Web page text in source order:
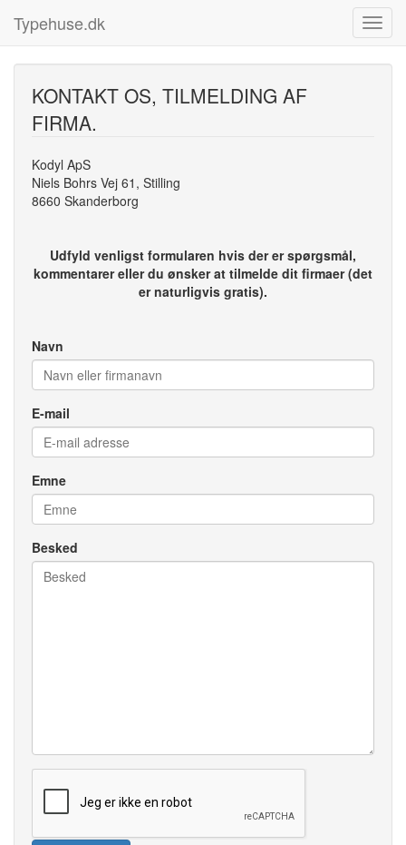
Typehuse.dk
KONTAKT OS, TILMELDING AF
FIRMA.
Kodyl ApS
Niels Bohrs Vej 61, Stilling
8660 Skanderborg
Udfyld venligst formularen hvis der er spørgsmål,
kommentarer eller du ønsker at tilmelde dit firmaer (det
er naturligvis gratis).
Navn
E-mail
Emne
Besked